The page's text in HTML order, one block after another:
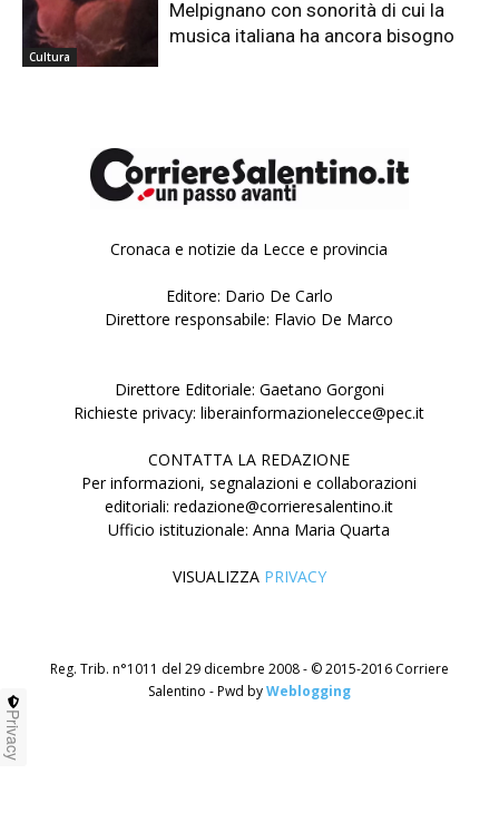
Cultura
Melpignano con sonorità di cui la
musica italiana ha ancora bisogno
Cronaca e notizie da Lecce e provincia
Editore: Dario De Carlo
Direttore responsabile: Flavio De Marco
Direttore Editoriale: Gaetano Gorgoni
Richieste privacy: liberainformazionelecce@pec.it
CONTATTA LA REDAZIONE
Per informazioni, segnalazioni e collaborazioni
editoriali: redazione@corrieresalentino.it
Ufficio istituzionale: Anna Maria Quarta
VISUALIZZA PRIVACY
Reg. Trib. n°1011 del 29 dicembre 2008 - © 2015-2016 Corriere
Salentino - Pwd byWeblogging
Privacy